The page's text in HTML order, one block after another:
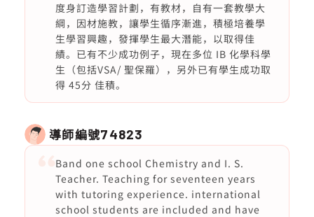
度身訂造學習計劃，有教材，自有一套教學大
綱，因材施教，讓學生循序漸進，積極培養學
生學習興趣，發揮學生最大潛能，以取得佳
績。已有不少成功例子，現在多位 IB 化學科學
生（包括VSA/ 聖保羅），另外已有學生成功取
得 45分 佳積。
導師編號74823
Band one school Chemistry and I. S.
Teacher. Teaching for seventeen years
with tutoring experience. international
school students are included and have